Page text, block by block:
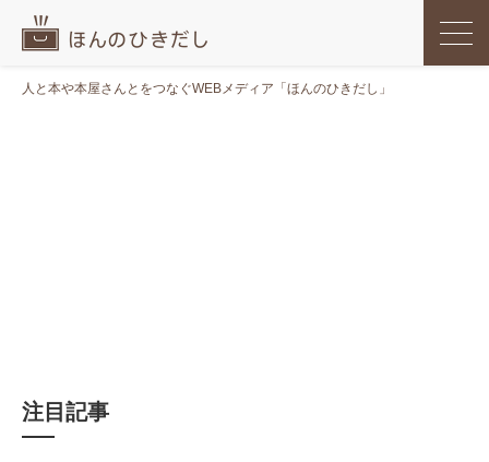
人と本や本屋さんとをつなぐWEBメディア「ほんのひきだし」
注目記事